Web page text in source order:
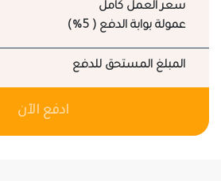
سعر العمل كامل
عمولة بوابة الدفع ( 5%)
المبلغ المستحق للدفع
ادفع الآن